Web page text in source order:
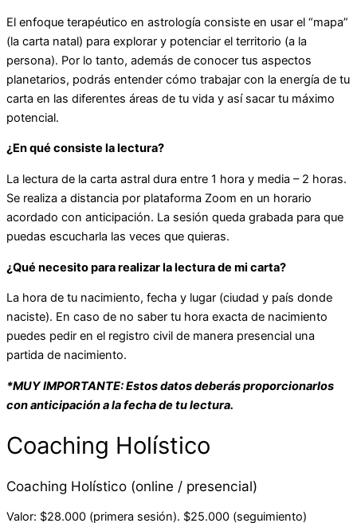
El enfoque terapéutico en astrología consiste en usar el “mapa”
(la carta natal) para explorar y potenciar el territorio (a la
persona). Por lo tanto, además de conocer tus aspectos
planetarios, podrás entender cómo trabajar con la energía de tu
carta en las diferentes áreas de tu vida y así sacar tu máximo
potencial.
¿En qué consiste la lectura?
La lectura de la carta astral dura entre 1 hora y media – 2 horas.
Se realiza a distancia por plataforma Zoom en un horario
acordado con anticipación. La sesión queda grabada para que
puedas escucharla las veces que quieras.
¿Qué necesito para realizar la lectura de mi carta?
La hora de tu nacimiento, fecha y lugar (ciudad y país donde
naciste). En caso de no saber tu hora exacta de nacimiento
puedes pedir en el registro civil de manera presencial una
partida de nacimiento.
*MUY IMPORTANTE: Estos datos deberás proporcionarlos
con anticipación a la fecha de tu lectura.
Coaching Holístico
Coaching Holístico (online / presencial)
Valor: $28.000 (primera sesión). $25.000 (seguimiento)